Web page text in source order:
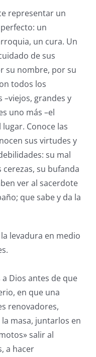
representar un
un
un cura. Un
de sus
su nombre, por su
todos los
grandes y
uno más –el
Conoce las
sus virtudes y
su mal
cerezas, su bufanda
ver al sacerdote
que sabe y da la
levadura en medio
Dios antes de que
en que una
renovadores,
masa, juntarlos en
salir al
a hacer